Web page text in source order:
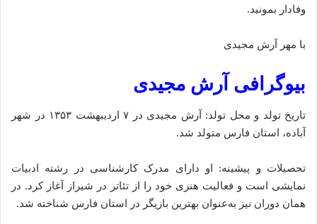
وفادار بمونید.
با مهر آرش مجیدی
بیوگرافی آرش مجیدی
تاریخ تولد و محل تولد: آرش مجیدی در ۷ اردیبهشت ۱۳۵۳ در شهر
آباده، استان فارس متولد شد.
تحصیلات و پیشینه: او دارای مدرک کارشناسی در رشته ادبیات
نمایشی است و فعالیت هنری خود را از تئاتر در شیراز آغاز کرد. در
همان دوران نیز به‌عنوان بهترین بازیگر در استان فارس شناخته شد.